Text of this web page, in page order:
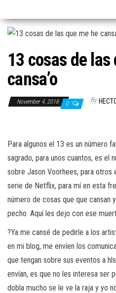
13 cosas de las
cansa’o
November 4, 2018 0 By
Para algunos el 13 es un número
sagrado, para unos cuantos, es el
sobre Jason Voorhees, para otros
serie de Netflix, para mí en esta
número de cosas que que cansan
pecho. Aquí les dejo con ese
?Ya me cansé de pedirle a los
en mi blog, me envíen los
que tengan sobre sus eventos a
envían, es que no les interesa ser
dobla mucho se le ve la raja y yo